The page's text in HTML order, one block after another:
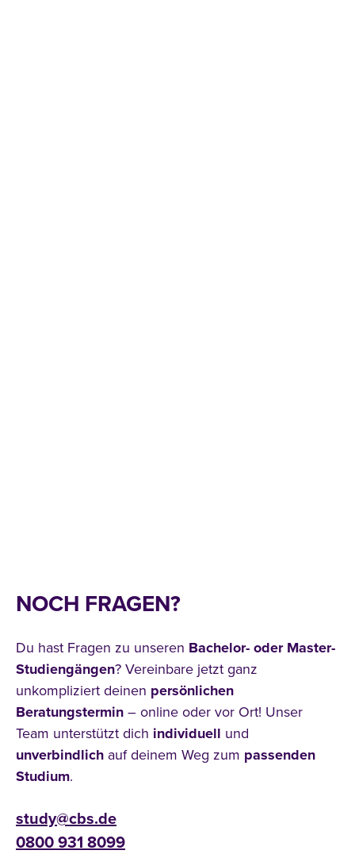
NOCH FRAGEN?
Du hast Fragen zu unseren Bachelor- oder Master-
Studiengängen? Vereinbare jetzt ganz
unkompliziert deinen persönlichen
Beratungstermin – online oder vor Ort! Unser
Team unterstützt dich individuell und
unverbindlich auf deinem Weg zum passenden
Studium.
study@cbs.de
0800 931 8099